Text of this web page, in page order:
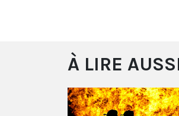
À LIRE